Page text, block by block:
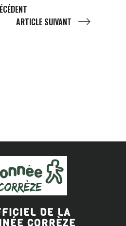
ARTICLE SUIVANT
DE LA
CORRÈZE